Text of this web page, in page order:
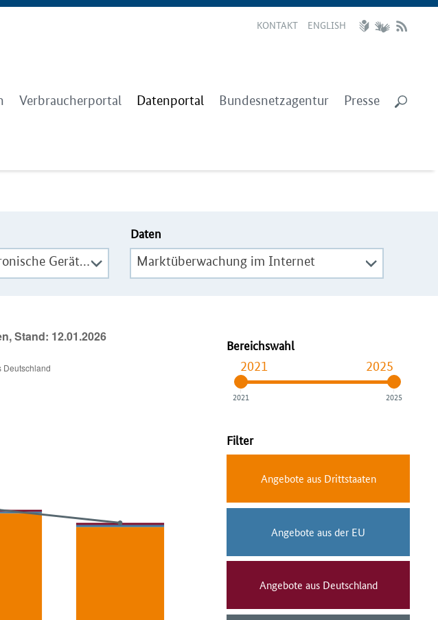
KONTAKT ENGLISH
Verbraucherportal Datenportal Bundesnetzagentur Presse
Marktüberwachung: Elektronische Geräte und Funkanlagen
Daten
Marktüberwachung im Internet
Bereichswahl
2021 2025
2021 2025
Filter
Angebote aus Drittstaaten
Angebote aus der EU
Angebote aus Deutschland